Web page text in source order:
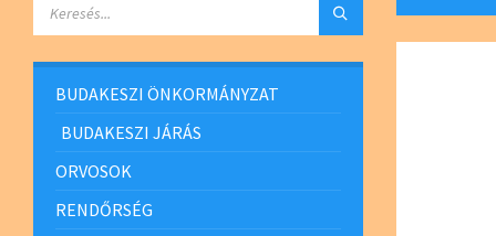
BUDAKESZI ÖNKORMÁNYZAT
BUDAKESZI JÁRÁS
ORVOSOK
RENDŐRSÉG